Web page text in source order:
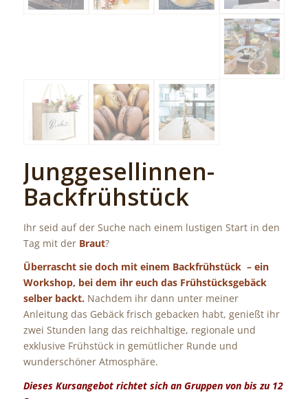
Junggesellinnen-
Backfrühstück
Ihr seid auf der Suche nach einem lustigen Start in den
Tag mit der Braut?
Überrascht sie doch mit einem Backfrühstück – ein
Workshop, bei dem ihr euch das Frühstücksgebäck
selber backt. Nachdem ihr dann unter meiner
Anleitung das Gebäck frisch gebacken habt, genießt ihr
zwei Stunden lang das reichhaltige, regionale und
exklusive Frühstück in gemütlicher Runde und
wunderschöner Atmosphäre.
Dieses Kursangebot richtet sich an Gruppen von bis zu 12